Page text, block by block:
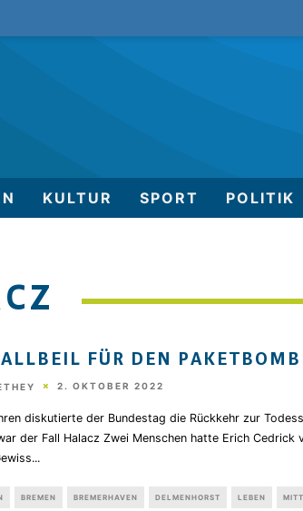
KULTUR SPORT POLITIK
FÜR DEN
2. OKTOBER 2022
diskutierte der Bundestag die Rückkehr zur
der Fall Halacz Zwei Menschen hatte Erich Cedrick
...
BREMEN BREMERHAVEN DELMENHORST LEBEN